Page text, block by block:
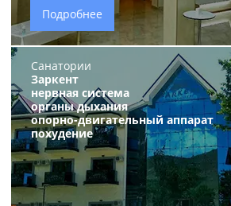
Подробнее
Санатории
Заркент
нервная система
органы дыхания
опорно-двигательный аппарат
похудение